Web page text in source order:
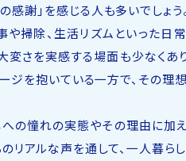
謝」を感じる人も多いでしょう
掃除、生活リズムといった日
変さを実感する場面も少なくあ
ージを抱いている一方で、その
の憧れの実態やその理由に加
リアルな声を通して、一人暮ら